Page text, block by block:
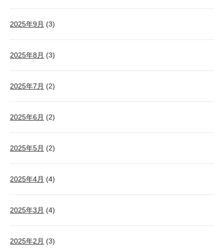
2025年9月 (3)
2025年8月 (3)
2025年7月 (2)
2025年6月 (2)
2025年5月 (2)
2025年4月 (4)
2025年3月 (4)
2025年2月 (3)